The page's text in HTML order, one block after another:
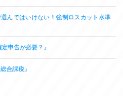
んではいけない！強制ロスカット水準
申告が必要？』
合課税』